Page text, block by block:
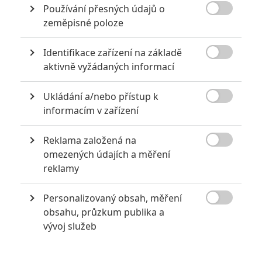
8 Recenze: Občanská válka
6
Recenze: Godzilla x Kong: Nové
impérium
8 Recenze: Opičí muž
POSLEDNÍ KOMENTOVANÉ
3ČLÁNEK | 01.08.2026 16:40
Marvel nečekaně zrušil již schválené pokračování
Používání přesných údajů o
zeměpisné poloze
Identifikace zařízení na základě
aktivně vyžádaných informací
Ukládání a/nebo přístup k
informacím v zařízení
Reklama založená na
omezených údajích a měření
reklamy
Personalizovaný obsah, měření
obsahu, průzkum publika a
vývoj služeb